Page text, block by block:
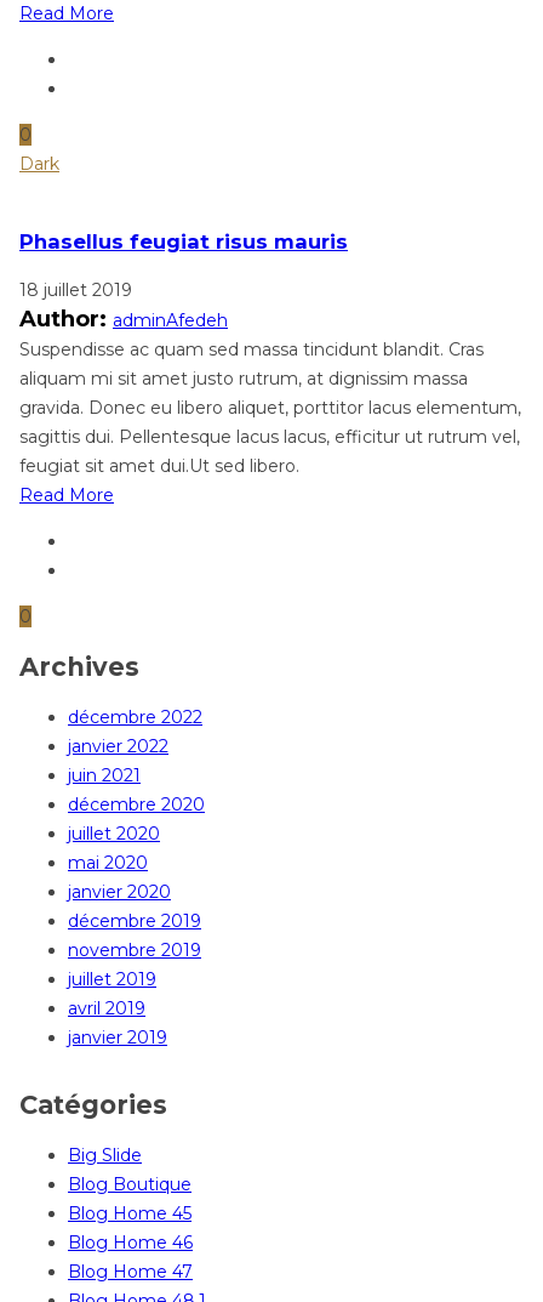
Read More
0
Dark
Phasellus feugiat risus mauris
18 juillet 2019
Author: adminAfedeh
Suspendisse ac quam sed massa tincidunt blandit. Cras
aliquam mi sit amet justo rutrum, at dignissim massa
gravida. Donec eu libero aliquet, porttitor lacus elementum,
sagittis dui. Pellentesque lacus lacus, efficitur ut rutrum vel,
feugiat sit amet dui.Ut sed libero.
Read More
0
Archives
décembre 2022
janvier 2022
juin 2021
décembre 2020
juillet 2020
mai 2020
janvier 2020
décembre 2019
novembre 2019
juillet 2019
avril 2019
janvier 2019
Catégories
Big Slide
Blog Boutique
Blog Home 45
Blog Home 46
Blog Home 47